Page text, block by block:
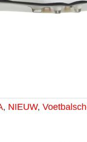
, NIEUW,